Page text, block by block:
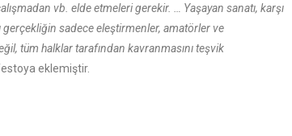
vb. elde etmeleri gerekir. … Yaşayan sanatı, karşı
gerçekliğin sadece eleştirmenler, amatörler ve
tüm halklar tarafından kavranmasını teşvik
eklemiştir.